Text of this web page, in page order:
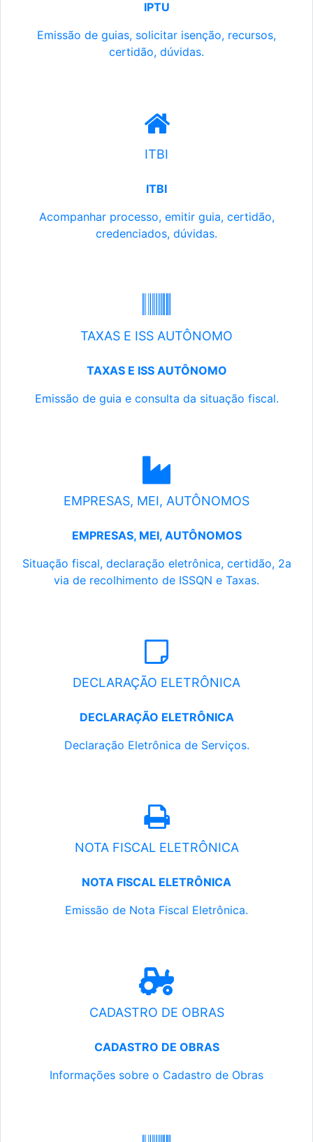
IPTU
Emissão de guias, solicitar isenção, recursos,
certidão, dúvidas.
ITBI
ITBI
Acompanhar processo, emitir guia, certidão,
credenciados, dúvidas.
TAXAS E ISS AUTÔNOMO
TAXAS E ISS AUTÔNOMO
Emissão de guia e consulta da situação fiscal.
EMPRESAS, MEI, AUTÔNOMOS
EMPRESAS, MEI, AUTÔNOMOS
Situação fiscal, declaração eletrônica, certidão, 2a
via de recolhimento de ISSQN e Taxas.
DECLARAÇÃO ELETRÔNICA
DECLARAÇÃO ELETRÔNICA
Declaração Eletrônica de Serviços.
NOTA FISCAL ELETRÔNICA
NOTA FISCAL ELETRÔNICA
Emissão de Nota Fiscal Eletrônica.
CADASTRO DE OBRAS
CADASTRO DE OBRAS
Informações sobre o Cadastro de Obras